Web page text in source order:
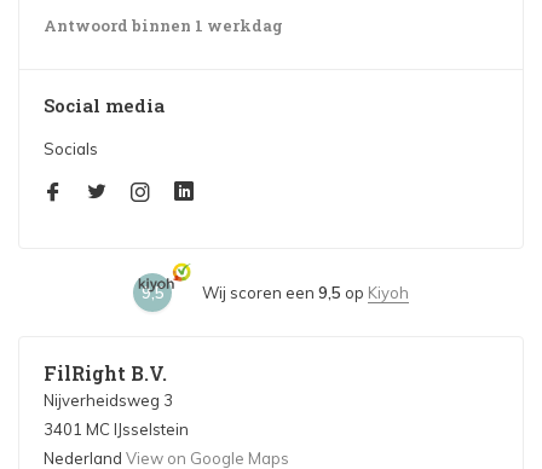
Antwoord binnen 1 werkdag
Social media
Socials
9,5 Wij scoren een 9,5 op Kiyoh
FilRight B.V.
Nijverheidsweg 3
3401 MC IJsselstein
Nederland View on Google Maps